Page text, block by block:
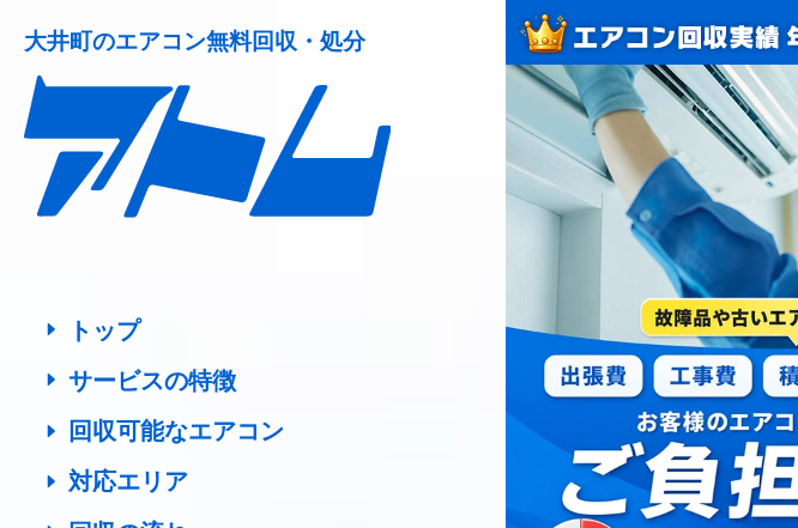
大井町のエアコン無料回収・処分
トップ
サービスの特徴
回収可能なエアコン
対応エリア